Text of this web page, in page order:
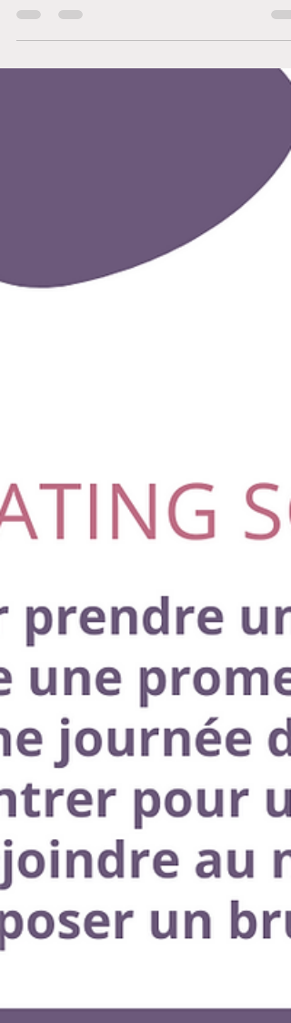
consommation à faible risque étaient de quatre...